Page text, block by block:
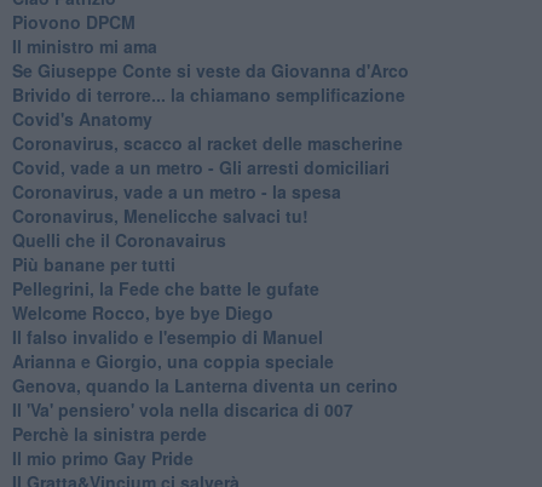
Piovono DPCM
Il ministro mi ama
Se Giuseppe Conte si veste da Giovanna d'Arco
Brivido di terrore... la chiamano semplificazione
Covid's Anatomy
Coronavirus, scacco al racket delle mascherine
Covid, vade a un metro - Gli arresti domiciliari
Coronavirus, vade a un metro - la spesa
Coronavirus, Menelicche salvaci tu!
Quelli che il Coronavairus
Più banane per tutti
Pellegrini, la Fede che batte le gufate
Welcome Rocco, bye bye Diego
Il falso invalido e l'esempio di Manuel
Arianna e Giorgio, una coppia speciale
Genova, quando la Lanterna diventa un cerino
Il 'Va' pensiero' vola nella discarica di 007
Perchè la sinistra perde
Il mio primo Gay Pride
Il Gratta&Vincium ci salverà